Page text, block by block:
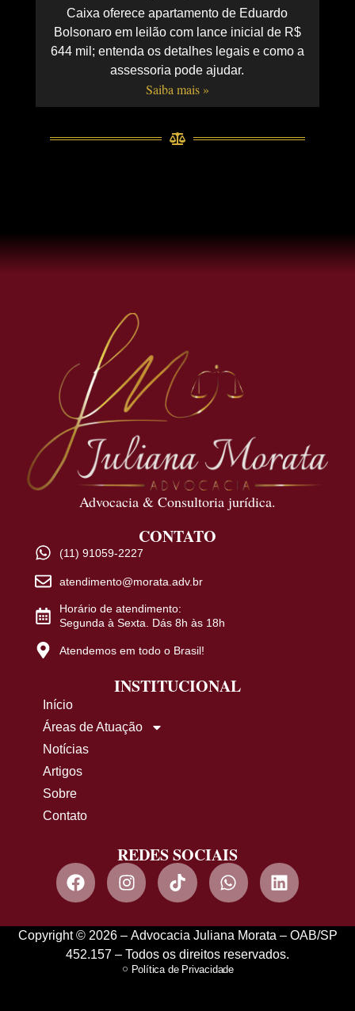
Caixa oferece apartamento de Eduardo
Bolsonaro em leilão com lance inicial de R$
644 mil; entenda os detalhes legais e como a
assessoria pode ajudar.
Saiba mais »
Advocacia & Consultoria jurídica.
CONTATO
(11) 91059-2227
atendimento@morata.adv.br
Horário de atendimento:
Segunda à Sexta. Dás 8h às 18h
Atendemos em todo o Brasil!
INSTITUCIONAL
Início
Áreas de Atuação
Notícias
Artigos
Sobre
Contato
REDES SOCIAIS
Copyright © 2026 – Advocacia Juliana Morata – OAB/SP
452.157 – Todos os direitos reservados.
Política de Privacidade